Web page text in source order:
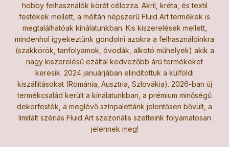
hobby felhasználók körét célozza. Akril, kréta, és textil
festékek mellett, a méltán népszerű Fluid Art termékek is
megtalálhatóak kínálatunkban. Kis kiszerelések mellett,
mindenhol igyekeztünk gondolni azokra a felhasználóinkra
(szakkörök, tanfolyamok, óvodák, alkotó műhelyek) akik a
nagy kiszerelésű ezáltal kedvezőbb árú termékeket
keresik. 2024 januárjában elindítottuk a külföldi
kiszállításokat (Románia, Ausztria, Szlovákia). 2026-ban új
termékcsalád került a kínálatunkban, a prémium minőségű
dekorfesték, a meglévő színpalettánk jelentősen bővült, a
limitált szériás Fluid Art szezonális szetteink folyamatosan
jelennek meg!